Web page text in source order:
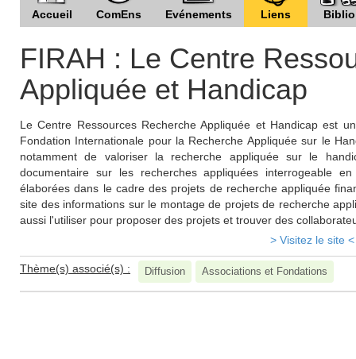
Accueil ComEns Evénements Liens Biblio
FIRAH : Le Centre
Appliquée et Handicap
Le Centre Ressources Recherche Appliquée et Handicap est
Fondation Internationale pour la Recherche Appliquée sur le
notamment de valoriser la recherche appliquée sur le
documentaire sur les recherches appliquées interrogeable
élaborées dans le cadre des projets de recherche appliquée
site des informations sur le montage de projets de recherche
aussi l'utiliser pour proposer des projets et trouver des
> Visitez le site <
Thème(s) associé(s) : Diffusion Associations et Fondations